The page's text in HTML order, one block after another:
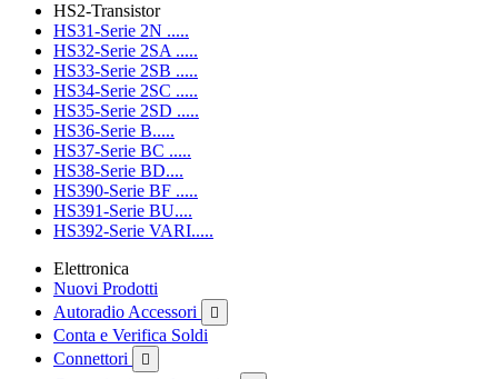
HS2-Transistor
HS31-Serie 2N .....
HS32-Serie 2SA .....
HS33-Serie 2SB .....
HS34-Serie 2SC .....
HS35-Serie 2SD .....
HS36-Serie B.....
HS37-Serie BC .....
HS38-Serie BD....
HS390-Serie BF .....
HS391-Serie BU....
HS392-Serie VARI.....
Elettronica
Nuovi Prodotti
Autoradio Accessori

Conta e Verifica Soldi
Connettori
